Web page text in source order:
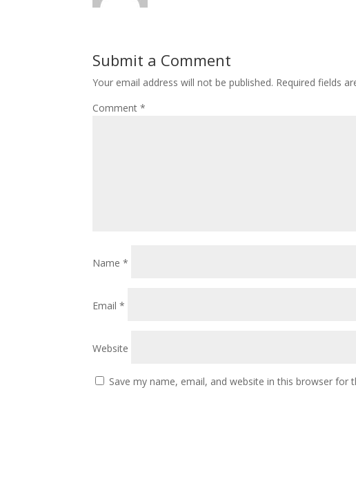
Submit a Comment
Your email address will not be published. Required fields
Comment*
Name*
Email*
Website
Save my name, email, and website in this browser for